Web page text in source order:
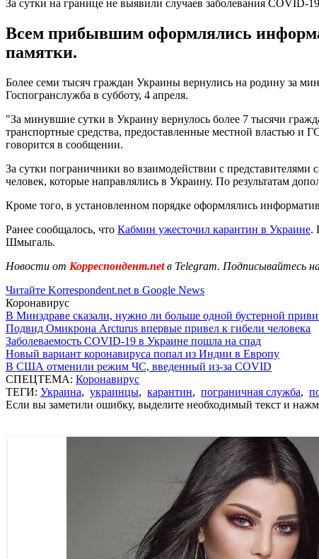
За сутки на границе не выявили случаев заболевания COVID-19
Всем прибывшим оформлялись
памятки.
Более семи тысяч граждан Украины вернулись на родину за
Госпогранслужба в субботу, 4 апреля.
"За минувшие сутки в Украину вернулось более 7 тысячи
транспортные средства, предоставленные местной властью и
говорится в сообщении.
За сутки пограничники во взаимодействии с
человек, которые направлялись в Украину. По результатам
Кроме того, в установленном порядке оформлялись
Ранее сообщалось, что Кабмин ужесточил карантин в Украине.
Шмыгаль.
Новости от Корреспондент.netв Telegram. Подписывайтесь
Читайте Korrespondent.net в Google News
Коронавирус
В Минздраве сказали, нужно ли больше одной бустерной
Подвид Омикрона Arcturus впервые привел к гибели человека
Заболеваемость COVID-19 в Украине пошла на спад
Новый вариант коронавируса попал из Индии в Европу
В США отменили режим ЧС, введенный из-за COVID
СПЕЦТЕМА: Коронавирус
ТЕГИ: Украина, украинцы, карантин, пограничная служба,
Если вы заметили ошибку, выделите необходимый текст и